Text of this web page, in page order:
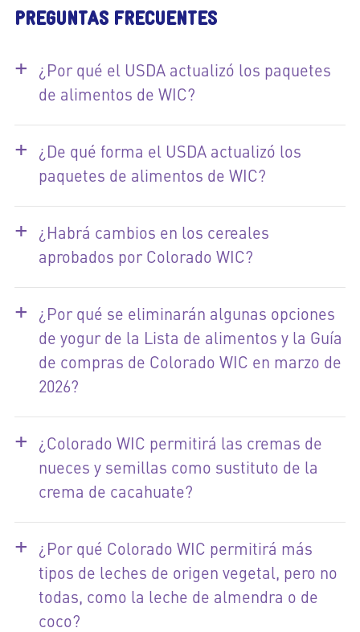
PREGUNTAS FRECUENTES
+
¿Por qué el USDA actualizó los paquetes
de alimentos de WIC?
+
¿De qué forma el USDA actualizó los
paquetes de alimentos de WIC?
+
¿Habrá cambios en los cereales
aprobados por Colorado WIC?
+
¿Por qué se eliminarán algunas opciones
de yogur de la Lista de alimentos y la Guía
de compras de Colorado WIC en marzo de
2026?
+
¿Colorado WIC permitirá las cremas de
nueces y semillas como sustituto de la
crema de cacahuate?
+
¿Por qué Colorado WIC permitirá más
tipos de leches de origen vegetal, pero no
todas, como la leche de almendra o de
coco?